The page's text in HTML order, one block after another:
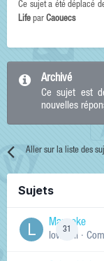
Ce sujet a été déplacé
Life par Caouecs
Archivé
Ce sujet est
nouvelles
Aller sur la liste des
Sujets
31
Manneke
lowskill ·